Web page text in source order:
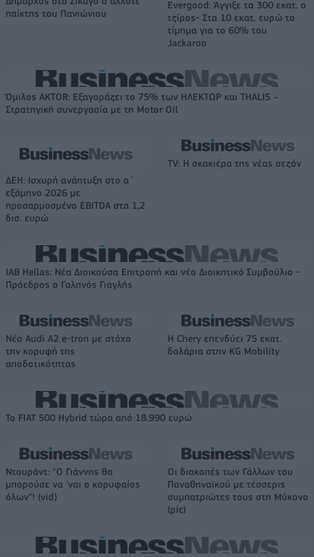
παίκτης του Πανιώνιου
Evergood: Άγγιξε τα 300 εκατ. ο
τζίρος- Στα 10 εκατ. ευρώ το
τίμημα για το 60% του
Jackaroo
Όμιλος AKTOR: Εξαγοράζει το 75% των ΗΛΕΚΤΩΡ και THALIS –
Στρατηγική συνεργασία με τη Motor Oil
ΔΕΗ: Ισχυρή ανάπτυξη στο α΄
εξάμηνο 2026 με
προσαρμοσμένο EBITDA στα 1,2
δισ. ευρώ
TV: Η σκακιέρα της νέας σεζόν
IAB Hellas: Νέα Διοικούσα Επιτροπή και νέο Διοικητικό Συμβούλιο -
Πρόεδρος ο Γαληνός Γιαγλής
Νέο Audi A2 e-tron με στόχο
την κορυφή της
αποδοτικότητας
Η Chery επενδύει 75 εκατ.
δολάρια στην KG Mobility
Το FIAT 500 Hybrid τώρα από 18.990 ευρώ
Ντουράντ: "Ο Γιάννης θα
μπορούσε να 'ναι ο κορυφαίος
όλων"! (vid)
Οι διακοπές των Γάλλων του
Παναθηναϊκού με τέσσερις
συμπατριώτες τους στη Μύκονο
(pic)